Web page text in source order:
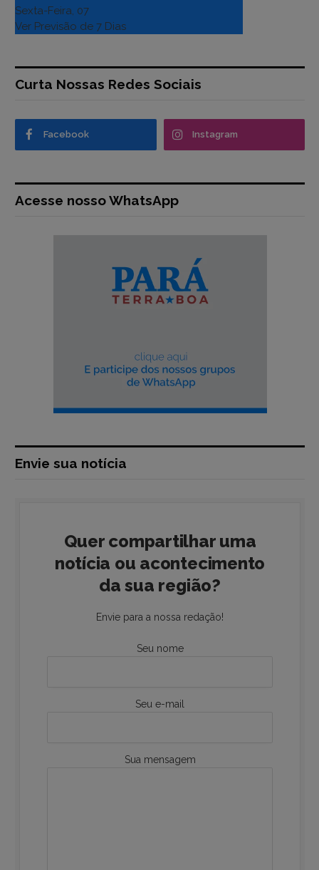
Sexta-Feira, 07
Ver Previsão de 7 Dias
Curta Nossas Redes Sociais
Facebook Instagram
Acesse nosso WhatsApp
Envie sua notícia
Quer compartilhar uma
notícia ou acontecimento
da sua região?
Envie para a nossa redação!
Seu nome
Seu e-mail
Sua mensagem